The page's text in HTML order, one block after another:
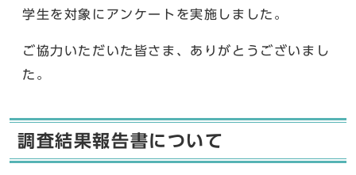
学生を対象にアンケートを実施しました。
ご協力いただいた皆さま、ありがとうございまし
た。
調査結果報告書について